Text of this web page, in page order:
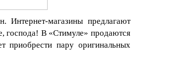
Интернет-магазины предлагают
господа! В «Стимуле» продаются
пару оригинальных